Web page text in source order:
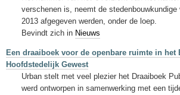
verschenen is, neemt de stedenbouwkundige
2013 afgegeven werden, onder de loep.
Bevindt zich in Nieuws
Een draaiboek voor de openbare ruimte in het
Hoofdstedelijk Gewest
Urban stelt met veel plezier het Draaiboek
werd ontworpen in samenwerking met een